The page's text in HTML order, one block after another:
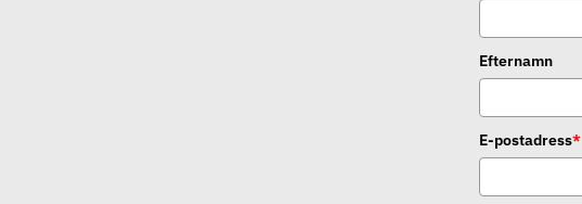
Efternamn
E-postadress*